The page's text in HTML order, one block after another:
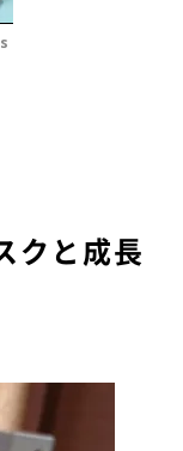
クと成長